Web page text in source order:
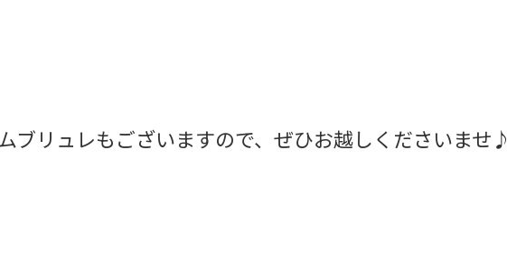
ブリュレもございますので、ぜひお越しくださいませ♪